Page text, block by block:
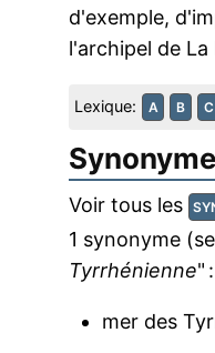
d'exemple,
l'archipel de La
Lexique: A B C
Voir tous les
1 synonyme
Tyrrhénienne" :
mer des